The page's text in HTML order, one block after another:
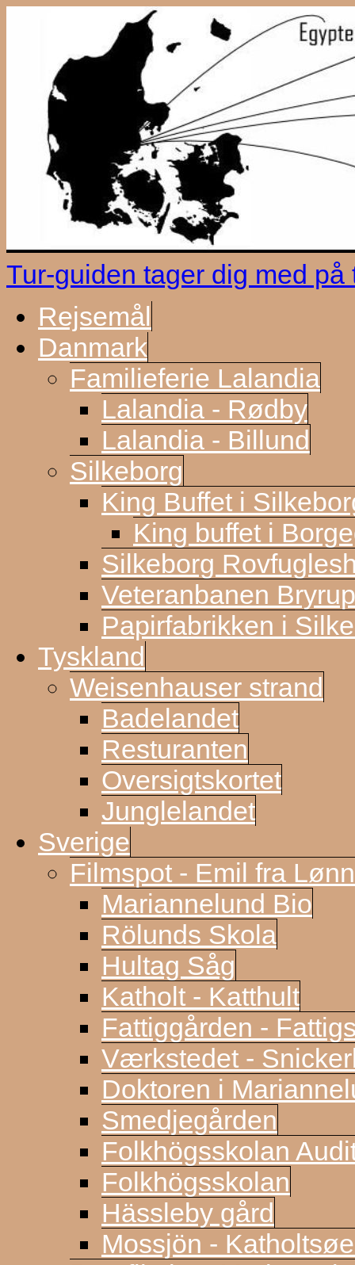
Tur-guiden tager dig med
Rejsemål
Danmark
Familieferie Lalandia
Lalandia - Rødby
Lalandia - Billund
Silkeborg
King Buffet i
King buffet i
Silkeborg
Veteranbanen
Papirfabrikken i
Tyskland
Weisenhauser strand
Badelandet
Resturanten
Oversigtskortet
Junglelandet
Sverige
Filmspot - Emil fra
Mariannelund Bio
Rölunds Skola
Hultag Såg
Katholt - Katthult
Fattiggården -
Værkstedet -
Doktoren i
Smedjegården
Folkhögsskolan
Folkhögsskolan
Hässleby gård
Mossjön -